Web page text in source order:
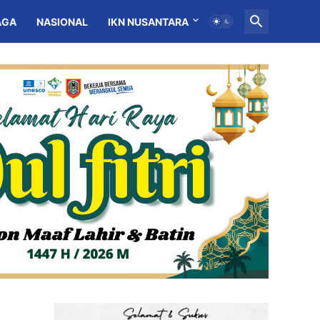
NASIONAL IKN NUSANTARA MITRA